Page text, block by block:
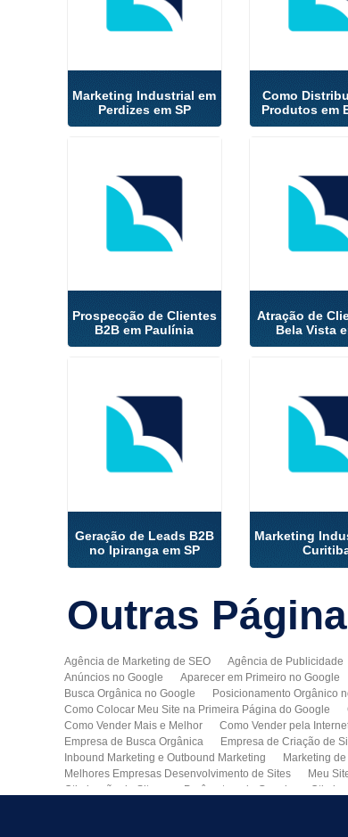
Marketing Industrial em
Perdizes em SP
Como
Produtos em
Prospecção de Clientes
B2B em Paulínia
Atração de
Bela Vista
Geração de Leads B2B
no Ipiranga em SP
Marketing
Outras
Agência de Marketing de SEO Agência de Publicidade
Anúncios no Google
Aparecer em Primeiro no Google
Busca Orgânica no Google
Posicionamento Orgânico
Como Colocar Meu Site na Primeira Página do Google
Como Vender Mais e Melhor
Como Vender pela
Empresa de Busca Orgânica
Empresa de Criação de
Inbound Marketing e Outbound Marketing
Marketing
Melhores Empresas Desenvolvimento de Sites
Meu
Otimização de Sites nos Parâmetros do Google